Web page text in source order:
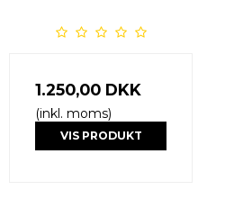
1.250,00 DKK
(inkl. moms)
VIS PRODUKT